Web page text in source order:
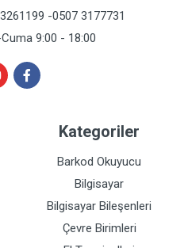
-0507 3177731
9:00 - 18:00
Kategoriler
Barkod Okuyucu
Bilgisayar
Bilgisayar Bileşenleri
Çevre Birimleri